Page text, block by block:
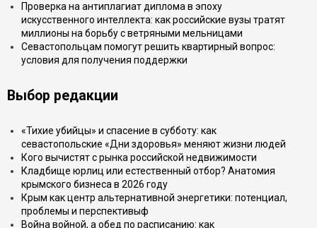
Проверка на антиплагиат диплома в эпоху
искусственного интеллекта: как российские вузы тратят
миллионы на борьбу с ветряными мельницами
Севастопольцам помогут решить квартирный вопрос:
условия для получения поддержки
Выбор редакции
«Тихие убийцы» и спасение в субботу: как
севастопольские «Дни здоровья» меняют жизни людей
Кого вычистят с рынка российской недвижимости
Кладбище юрлиц или естественный отбор? Анатомия
крымского бизнеса в 2026 году
Крым как центр альтернативной энергетики: потенциал,
проблемы и перспективыф
Война войной, а обед по расписанию: как